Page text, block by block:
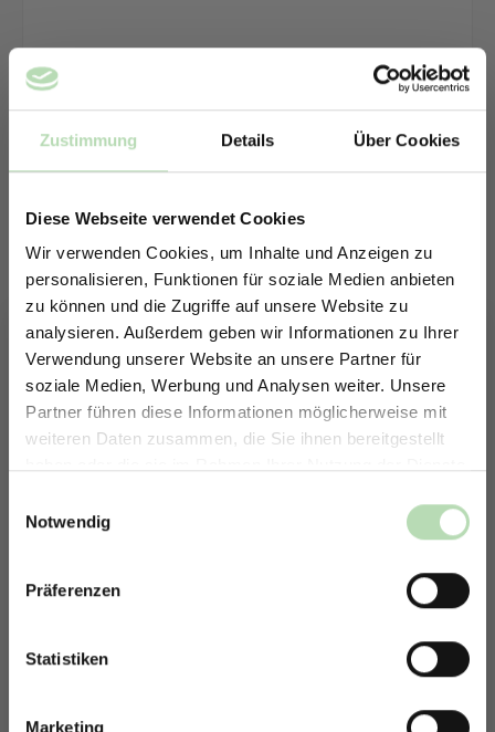
Zustimmung Details Über Cookies
Diese Webseite verwendet Cookies
Wir verwenden Cookies, um Inhalte und Anzeigen zu
personalisieren, Funktionen für soziale Medien anbieten
zu können und die Zugriffe auf unsere Website zu
analysieren. Außerdem geben wir Informationen zu Ihrer
Verwendung unserer Website an unsere Partner für
soziale Medien, Werbung und Analysen weiter. Unsere
Partner führen diese Informationen möglicherweise mit
weiteren Daten zusammen, die Sie ihnen bereitgestellt
Notwendig
Präferenzen
Statistiken
Marketing
ERHALTE 5% RABATT AUF
DEINE RÜCKWÄNDE